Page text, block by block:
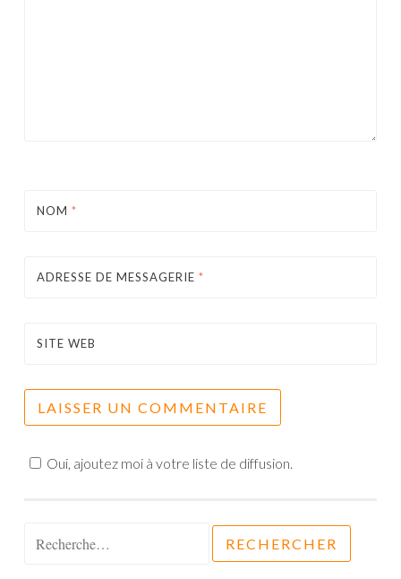
NOM *
ADRESSE DE MESSAGERIE *
SITE WEB
Oui, ajoutez moi à votre liste de diffusion.
Rechercher :